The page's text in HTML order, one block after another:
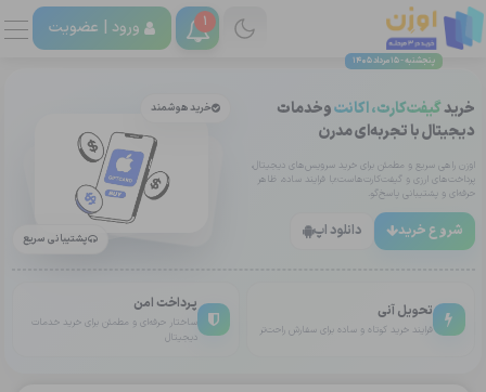
پنجشنبه - 15 مرداد 1405
1 ورود | عضویت
خریدگیفت‌کارت، اکانتوخدمات
دیجیتال با تجربه‌ای مدرن
اوزن راهی سریع و مطمئن برای خرید سرویس‌های دیجیتال،
پرداخت‌های ارزی و گیفت‌کارت‌هاست؛با فرایند ساده، ظاهر
حرفه‌ای و پشتیبانی پاسخ‌گو.
شروع خرید دانلود اپ
خرید هوشمند
پشتیبانی سریع
تحویل آنی
فرایند خرید کوتاه و ساده برای سفارش راحت‌تر
پرداخت امن
ساختار حرفه‌ای و مطمئن برای خرید خدمات
دیجیتال